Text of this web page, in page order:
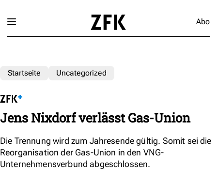
Abo
Startseite Uncategorized
Jens Nixdorf verlässt Gas-Union
Die Trennung wird zum Jahresende gültig. Somit sei die
Reorganisation der Gas-Union in den VNG-
Unternehmensverbund abgeschlossen.